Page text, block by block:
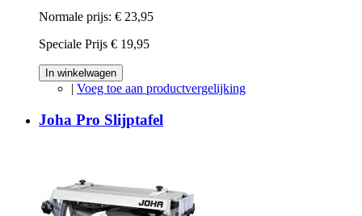
Normale prijs: € 23,95
Speciale Prijs € 19,95
In winkelwagen
| Voeg toe aan productvergelijking
Joha Pro Slijptafel